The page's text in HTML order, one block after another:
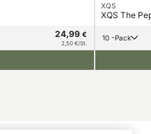
24,99 €
2,50 €/St.
XQS
XQS The
10 -Pack